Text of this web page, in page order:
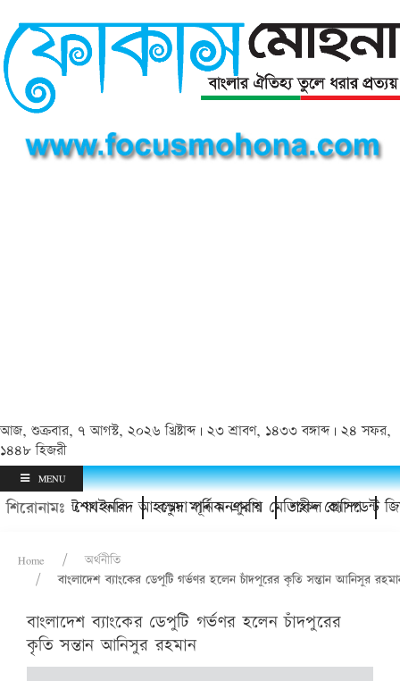
আজ, শুক্রবার, ৭ আগস্ট, ২০২৬ খ্রিষ্টাব্দ | ২৩ শ্রাবণ, ১৪৩৩ বঙ্গাব্দ | ২৪ সফর,
১৪৪৮ হিজরী
MENU
শিরোনামঃশেখ ফরিদ আহম্মেদ মানিক এমপি শহীদ প্রেসিডেন্ট জিয়াউর
ফাইনাল কচুয়া পূর্ব মনপুরায় মেডিকেল ক্যাম্প
Home
অর্থনীতি
বাংলাদেশ ব্যাংকের ডেপুটি গর্ভণর হলেন চাঁদপুরের কৃতি সন্তান আনিসুর
বাংলাদেশ ব্যাংকের ডেপুটি গর্ভণর হলেন চাঁদপুরের
কৃতি সন্তান আনিসুর রহমান